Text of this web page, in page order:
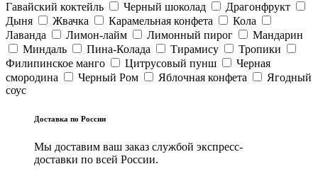
Гавайский коктейль
Черный шоколад
Драгонфрукт
Дыня
Жвачка Карамельная конфета
Кола
Лаванда
Лимон-лайм Лимонный пирог
Мандарин
Миндаль
Пина-Колада Тирамису
Тропики
Филипинское манго
Цитрусовый пунш
Черная
смородина
Черный Ром Яблочная конфета
Ягодный
соус
Доставка по России
Мы доставим ваш заказ службой экспресс-
доставки по всей России.